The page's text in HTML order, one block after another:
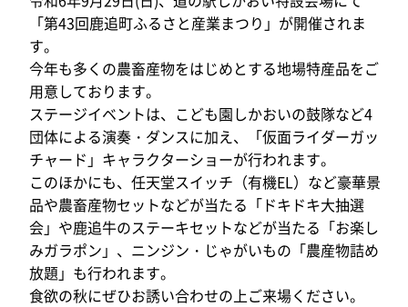
「第43回鹿追町ふるさと産業まつり」が開催されま
す。
今年も多くの農畜産物をはじめとする地場特産品をご
用意しております。
ステージイベントは、こども園しかおいの鼓隊など4
団体による演奏・ダンスに加え、「仮面ライダーガッ
チャード」キャラクターショーが行われます。
このほかにも、任天堂スイッチ（有機EL）など豪華景
品や農畜産物セットなどが当たる「ドキドキ大抽選
会」や鹿追牛のステーキセットなどが当たる「お楽し
みガラポン」、ニンジン・じゃがいもの「農産物詰め
放題」も行われます。
食欲の秋にぜひお誘い合わせの上ご来場ください。